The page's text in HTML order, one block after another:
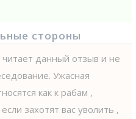
стороны
данный отзыв и не
Ужасная
как к рабам ,
захотят вас уволить ,